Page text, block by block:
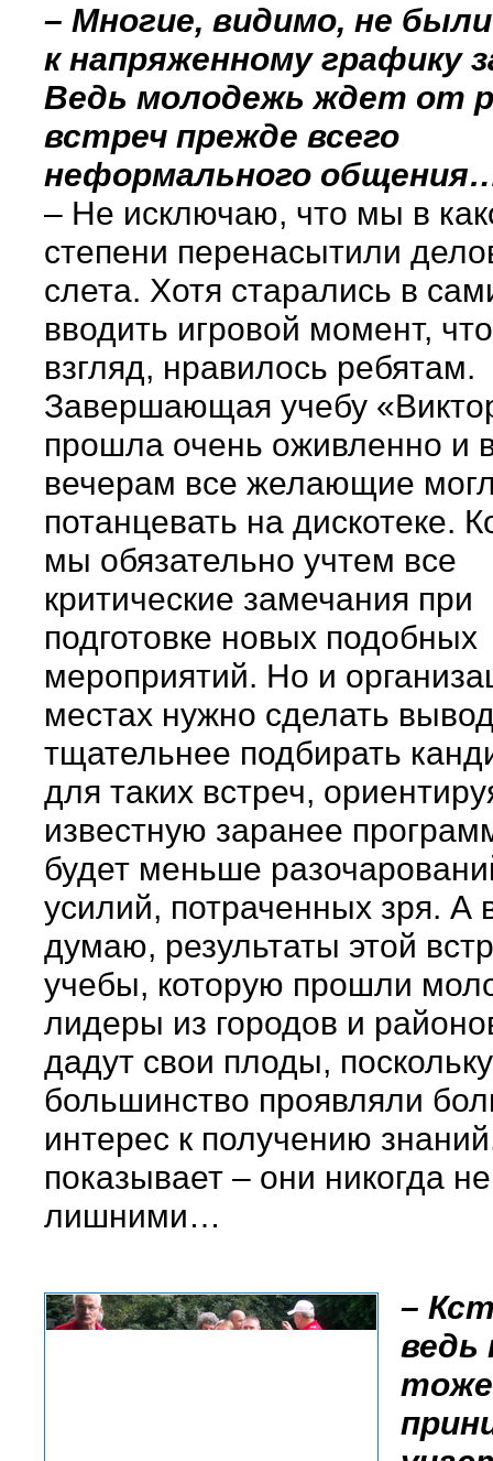
– Многие, видимо, не
к напряженному графику
Ведь молодежь ждет от
встреч прежде всего
неформального
– Не исключаю, что мы в
степени перенасытили
слета. Хотя старались в
вводить игровой момент,
взгляд, нравилось ребятам.
Завершающая учебу
прошла очень оживленно и
вечерам все желающие
потанцевать на дискотеке.
мы обязательно учтем все
критические замечания при
подготовке новых подобных
мероприятий. Но и
местах нужно сделать
тщательнее подбирать
для таких встреч,
известную заранее
будет меньше
усилий, потраченных зря. А
думаю, результаты этой
учебы, которую прошли
лидеры из городов и
дадут свои плоды, поскольку
большинство проявляли
интерес к получению
показывает – они никогда
лишними…
–
ведь
тоже